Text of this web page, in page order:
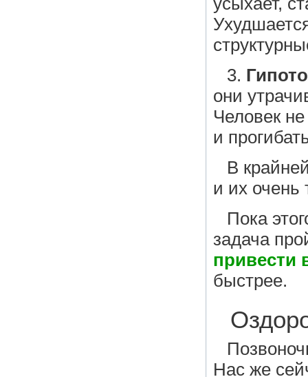
3.
они
Человек
и
В
и их очень
Пока
задача
привести
быстрее.
Нас же